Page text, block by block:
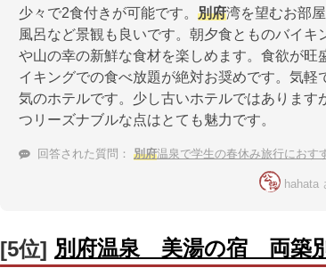
少々で2食付きが可能です。 別府湾を望むお部
風呂など景観も良いです。朝夕食とものバイキ
や山の幸の新鮮な食材を楽しめます。食欲が旺
イキングでの食べ放題が絶対お奨めです。気軽
気のホテルです。少し古いホテルではあります
つリーズナブルな点はとても魅力です。
回答された質問： 別府温泉で学生の春休み旅行におす
hahata
[5位] 別府温泉 美湯の宿 両築